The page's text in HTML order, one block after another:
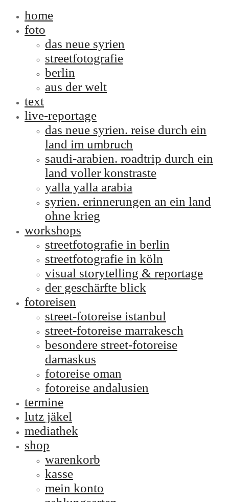
home
foto
das neue syrien
streetfotografie
berlin
aus der welt
text
live-reportage
das neue syrien. reise durch ein
land im umbruch
saudi-arabien. roadtrip durch ein
land voller konstraste
yalla yalla arabia
syrien. erinnerungen an ein land
ohne krieg
workshops
streetfotografie in berlin
streetfotografie in köln
visual storytelling & reportage
der geschärfte blick
fotoreisen
street-fotoreise istanbul
street-fotoreise marrakesch
besondere street-fotoreise
damaskus
fotoreise oman
fotoreise andalusien
termine
lutz jäkel
mediathek
shop
warenkorb
kasse
mein konto